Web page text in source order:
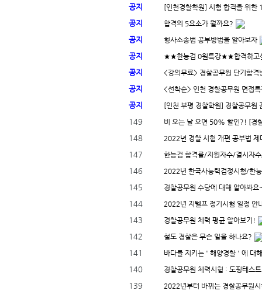
공지 [인천경찰학원] 시험 합격을 위한
공지 합격의 5요소가 뭘까요?
공지 형사소송법 공부방법을 알아보자
공지 ★★한능검 0원특강★★합격하고
공지 <강의무료> 경찰공무원 단기합
공지 <선착순> 인천 경찰공무원 면접
공지 [인천 부평 경찰학원] 경찰공무
149 비 오는 날 오면 50% 할인?! [경
148 2022년 경찰 시험 개편 공부법
147 한능검 합격률/지원자수/결시자
146 2022년 한국사능력검정시험/한
145 경찰공무원 수당에 대해 알아봐
144 2022년 지텔프 정기시험 일정
143 경찰공무원 체력 평균 알아보기!
142 철도 경찰은 무슨 일을 하나요?
141 바다를 지키는 ' 해양경찰 ' 에 대
140 경찰공무원 체력시험 : 도핑테스
139 2022년부터 바뀌는 경찰공무원